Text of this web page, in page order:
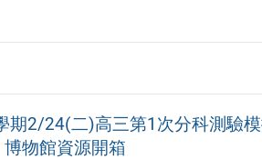
期2/24(二)高三第1次分科測驗
物館資源開箱